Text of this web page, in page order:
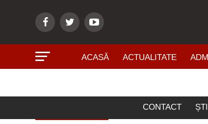
ACASĂ ACTUALITATE
CONTACT